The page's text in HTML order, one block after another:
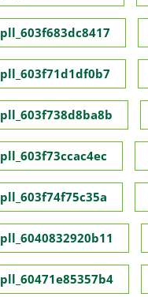
pll_603f683dc8417
pll_603f71d1df0b7
pll_603f738d8ba8b
pll_603f73ccac4ec
pll_603f74f75c35a
pll_6040832920b11
pll_60471e85357b4